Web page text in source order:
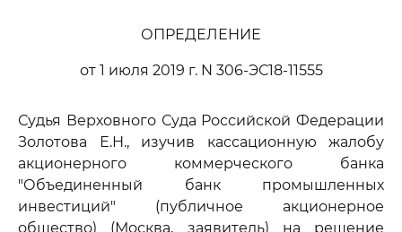
ОПРЕДЕЛЕНИЕ
от 1 июля 2019 г. N 306-ЭС18-11555
Судья Верховного Суда Российской Федерации
Золотова Е.Н., изучив кассационную жалобу
акционерного коммерческого банка
"Объединенный банк промышленных
инвестиций" (публичное акционерное
общество) (Москва, заявитель) на решение